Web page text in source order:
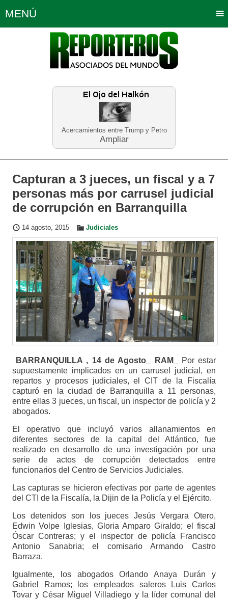
Acercamientos entre Trump y Petro
Ampliar
MENÚ
Política Opinión Bogotá
Planeta Tierra Deportes
Educación Neira
Capturan a 3 jueces, un fiscal y a 7
personas más por carrusel judicial
de corrupción en Barranquilla
14 agosto, 2015 Judiciales
BARRANQUILLA , 14 de Agosto_ RAM_
Por estar
supuestamente implicados en un carrusel judicial, en
repartos y procesos judiciales, el CIT de la Fiscalía
capturó en la ciudad de Barranquilla a 11 personas,
entre ellas 3 jueces, un fiscal, un inspector de policía y 2
abogados.
El operativo que incluyó varios allanamientos en
diferentes sectores de la capital del Atlántico, fue
realizado en desarrollo de una investigación por una
serie de actos de corrupción detectados entre
funcionarios del Centro de Servicios Judiciales.
Las capturas se hicieron efectivas por parte de agentes
del CTI de la Fiscalía, la Dijin de la Policía y el Ejército.
Los detenidos son los jueces Jesús Vergara Otero,
Edwin Volpe Iglesias, Gloria Amparo Giraldo; el fiscal
Óscar Contreras; y el inspector de policía Francisco
Antonio Sanabria; el comisario Armando Castro
Barraza.
Igualmente, los abogados Orlando Anaya Durán y
Gabriel Ramos; los empleados saleros Luis Carlos
Tovar y César Miguel Villadiego y la líder comunal del